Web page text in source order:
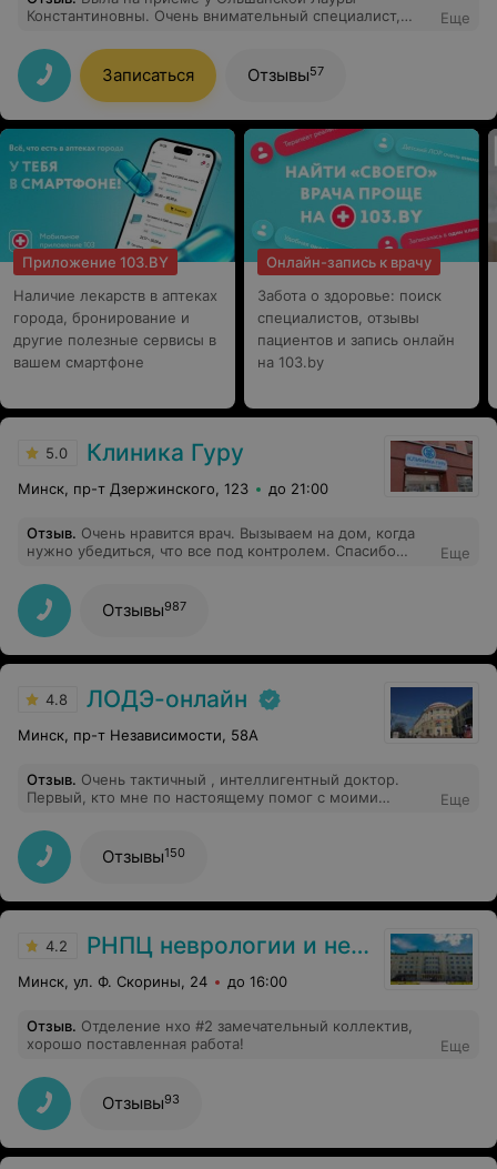
Константиновны. Очень внимательный специалист,
Константиновна всё подробно объяснила и дала
соответствующие рекомендации. Квалифицированный
специалист и чуткий человек.
Еще
Записаться Отзывы57
Приложение 103.BY
Наличие лекарств в аптеках
города, бронирование и
другие полезные сервисы в
вашем смартфоне
Онлайн-запись к врачу
Забота о здоровье: поиск
специалистов, отзывы
пациентов и запись онлайн
на 103.by
5.0 Клиника Гуру
Минск, пр-т Дзержинского, 123 до 21:00
Отзыв. Очень нравится врач. Вызываем на дом, когда
нужно убедиться, что все под контролем. Спасибо
ребенке.
Еще
Отзывы987
4.8 ЛОДЭ-онлайн
Минск, пр-т Независимости, 58А
Отзыв. Очень тактичный , интеллигентный доктор.
Первый, кто мне по настоящему помог с моими
Еще
Отзывы150
4.2 РНПЦ неврологии и нейрохирургии
Минск, ул. Ф. Скорины, 24 до 16:00
Отзыв. Отделение нхо #2 замечательный коллектив,
хорошо поставленная работа!
Еще
Отзывы93